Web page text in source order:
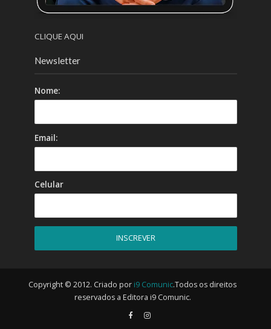
CLIQUE AQUI
Newsletter
Nome:
Email:
Celular
Copyright © 2012. Criado por i9 Comunic.Todos os direitos
reservados a Editora i9 Comunic.